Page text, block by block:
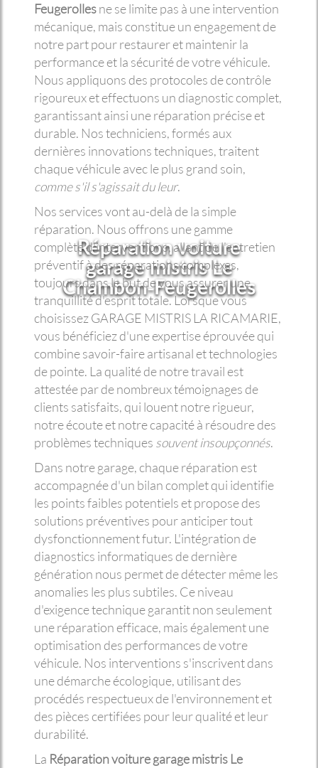
Réparation voiture
garage mistris Le
Chambon-Feugerolles
Feugerollesne se limite pas à une intervention
mécanique, mais constitue un engagement de
notre part pour restaurer et maintenir la
performance et la sécurité de votre véhicule.
Nous appliquons des protocoles de contrôle
rigoureux et effectuons un diagnostic complet,
garantissant ainsi une réparation précise et
durable. Nos techniciens, formés aux
dernières innovations techniques, traitent
chaque véhicule avec le plus grand soin,
comme s'il s'agissait du leur.
Nos services vont au-delà de la simple
réparation. Nous offrons une gamme
complète d'interventions, allant de l'entretien
préventif à des réparations complexes,
toujours dans le but de vous assurer une
tranquillité d'esprit totale. Lorsque vous
choisissez GARAGE MISTRIS LA RICAMARIE,
vous bénéficiez d'une expertise éprouvée qui
combine savoir-faire artisanal et technologies
de pointe. La qualité de notre travail est
attestée par de nombreux témoignages de
clients satisfaits, qui louent notre rigueur,
notre écoute et notre capacité à résoudre des
problèmes techniques souvent insoupçonnés.
Dans notre garage, chaque réparation est
accompagnée d'un bilan complet qui identifie
les points faibles potentiels et propose des
solutions préventives pour anticiper tout
dysfonctionnement futur. L'intégration de
diagnostics informatiques de dernière
génération nous permet de détecter même les
anomalies les plus subtiles. Ce niveau
d'exigence technique garantit non seulement
une réparation efficace, mais également une
optimisation des performances de votre
véhicule. Nos interventions s'inscrivent dans
une démarche écologique, utilisant des
procédés respectueux de l'environnement et
des pièces certifiées pour leur qualité et leur
durabilité.
La Réparation voiture garage mistris Le